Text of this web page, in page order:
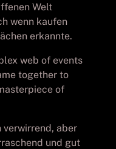
Welt
wenn kaufen
erkannte.
web of events
together to
of
verwirrend, aber
und gut